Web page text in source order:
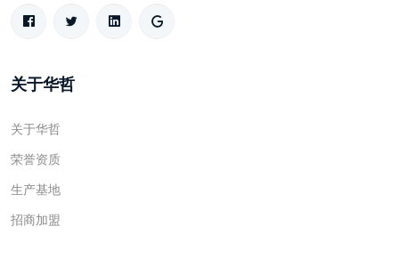
关于华哲
关于华哲
荣誉资质
生产基地
招商加盟